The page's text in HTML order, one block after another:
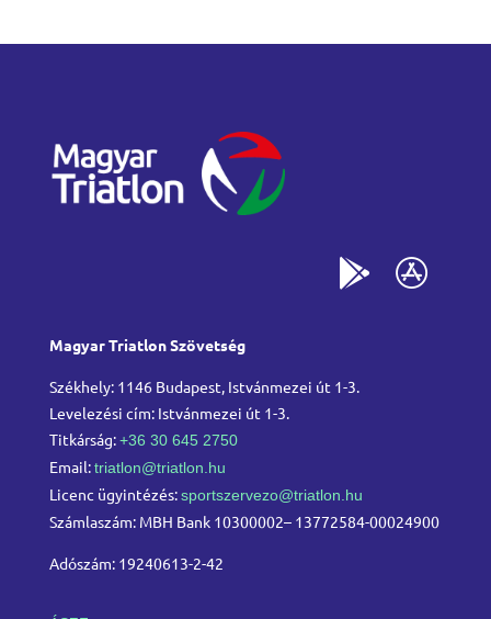
Magyar Triatlon Szövetség
Székhely: 1146 Budapest, Istvánmezei út 1-3.
Levelezési cím: Istvánmezei út 1-3.
Titkárság:+36 30 645 2750
Email:triatlon@triatlon.hu
Licenc ügyintézés:sportszervezo@triatlon.hu
Számlaszám: MBH Bank 10300002– 13772584-00024900
Adószám: 19240613-2-42